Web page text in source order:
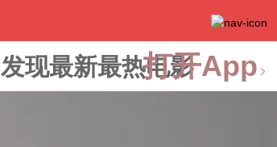
发现最新最热电影打开App